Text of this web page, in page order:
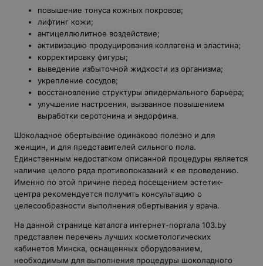
повышение тонуса кожных покровов;
лифтинг кожи;
антицеллюлитное воздействие;
активизацию продуцирования коллагена и эластина;
корректировку фигуры;
выведение избыточной жидкости из организма;
укрепление сосудов;
восстановление структуры эпидермального барьера;
улучшение настроения, вызванное повышением
выработки серотонина и эндорфина.
Шоколадное обертывание одинаково полезно и для
женщин, и для представителей сильного пола.
Единственным недостатком описанной процедуры является
наличие целого ряда противопоказаний к ее проведению.
Именно по этой причине перед посещением эстетик-
центра рекомендуется получить консультацию о
целесообразности выполнения обертывания у врача.
На данной странице каталога интернет-портала 103.by
представлен перечень лучших косметологических
кабинетов Минска, оснащенных оборудованием,
необходимым для выполнения процедуры шоколадного